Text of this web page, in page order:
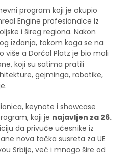
program koji je okupio
Engine profesionalce iz
i šireg regiona. Nakon
izdanja, tokom koga se na
a Dorćol Platz je bio mali
koji su satima pratili
gejminga, robotike,
keynote i showcase
koji je najavljen za 26.
da privuče učesnike iz
nova tačka susreta za UE
Srbije, već i mnogo šire od